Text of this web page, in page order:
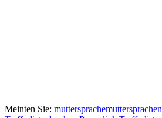
Meinten Sie: muttersprachemuttersprachen